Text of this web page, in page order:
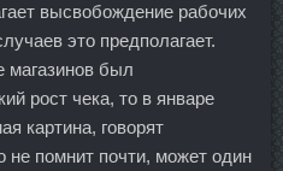
высвобождение рабочих
это предполагает.
магазинов был
рост чека, то в январе
картина, говорят
не помнит почти, может один